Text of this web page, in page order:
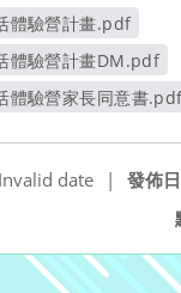
體驗營計畫.pdf
新視窗
體驗營計畫DM.pdf
另開新視窗
體驗營家長同意書
發佈
Invalid date
|